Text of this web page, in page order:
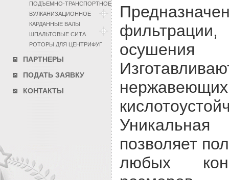
ПОДЪЕМНО-ТРАНСПОРТНОЕ
ВУЛКАНИЗАЦИОННОЕ
КАРДАННЫЕ ВАЛЫ
ШПАЛЬТОВЫЕ СИТА
РОТОРЫ ДЛЯ ЦЕНТРИФУГ
ПАРТНЕРЫ
ПОДАТЬ ЗАЯВКУ
КОНТАКТЫ
позволяет
любых